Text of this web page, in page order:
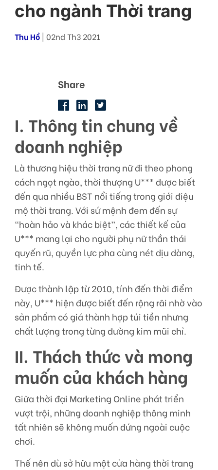
cho ngành Thời trang
Thu Hồ | 02nd Th3 2021
Share
I. Thông tin chung về
doanh nghiệp
Là thương hiệu thời trang nữ đi theo phong
cách ngọt ngào, thời thượng U*** được biết
đến qua nhiều BST nổi tiếng trong giới điệu
mộ thời trang. Với sứ mệnh đem đến sự
“hoàn hảo và khác biệt”, các thiết kế của
U*** mang lại cho người phụ nữ thần thái
quyến rũ, quyền lực pha cùng nét dịu dàng,
tinh tế.
Được thành lập từ 2010, tính đến thời điểm
này, U*** hiện được biết đến rộng rãi nhờ vào
sản phẩm có giá thành hợp túi tiền nhưng
chất lượng trong từng đường kim mũi chỉ.
II. Thách thức và mong
muốn của khách hàng
Giữa thời đại Marketing Online phát triển
vượt trội, những doanh nghiệp thông minh
tất nhiên sẽ không muốn đứng ngoài cuộc
chơi.
Thế nên dù sở hữu một cửa hàng thời trang